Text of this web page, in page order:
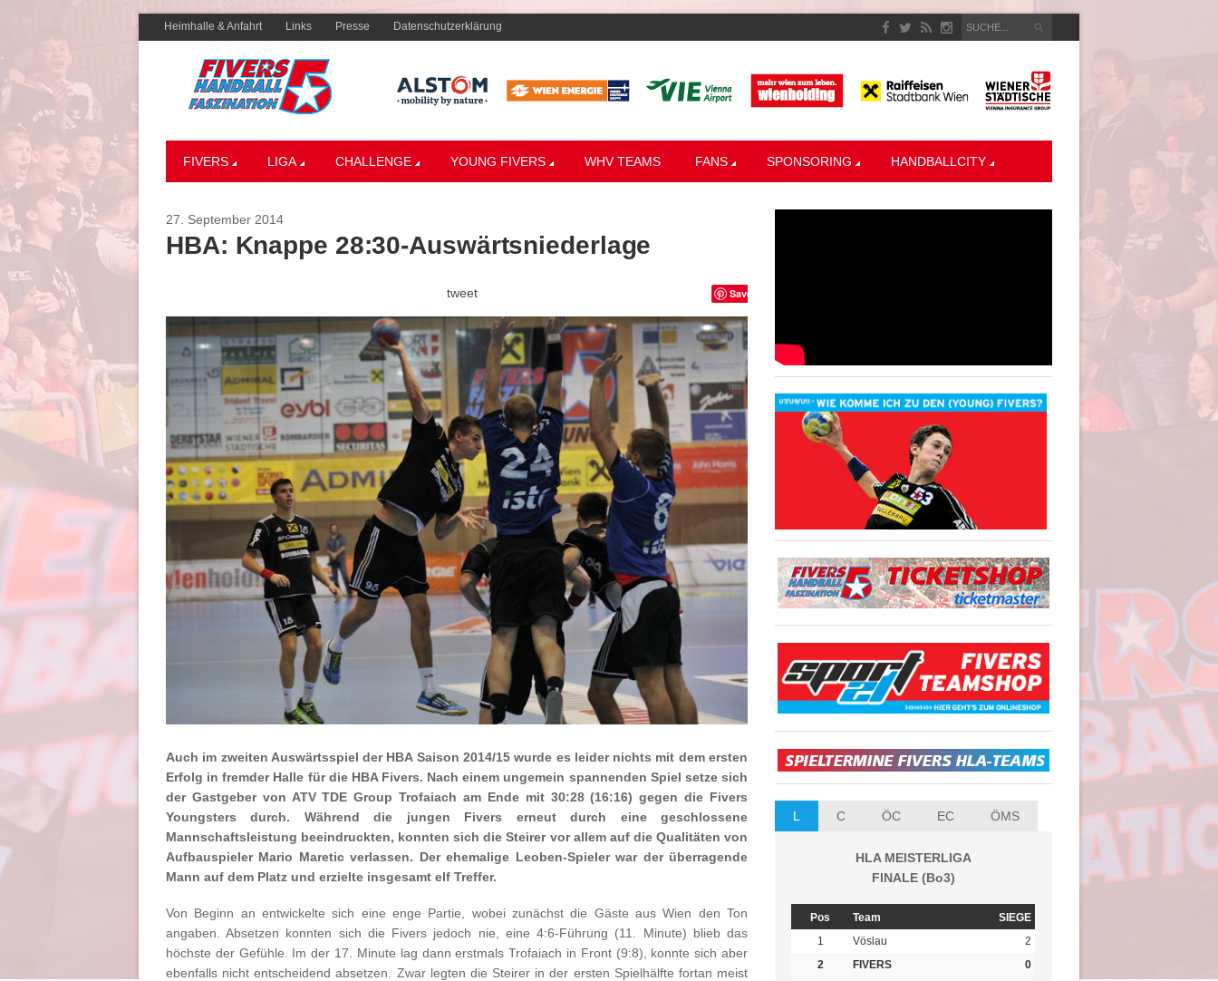
Heimhalle & Anfahrt Links Presse Datenschutzerklärung
FIVERS LIGA CHALLENGE YOUNG FIVERS WHV TEAMS FANS SPONSORING HANDBALLCITY
27. September 2014
HBA: Knappe 28:30-Auswärtsniederlage
tweet Save
Auch im zweiten Auswärtsspiel der HBA Saison 2014/15 wurde es leider nichts mit dem ersten
Erfolg in fremder Halle für die HBA Fivers. Nach einem ungemein spannenden Spiel setze sich
der Gastgeber von ATV TDE Group Trofaiach am Ende mit 30:28 (16:16) gegen die Fivers
Youngsters durch. Während die jungen Fivers erneut durch eine geschlossene
Mannschaftsleistung beeindruckten, konnten sich die Steirer vor allem auf die Qualitäten von
Aufbauspieler Mario Maretic verlassen. Der ehemalige Leoben-Spieler war der überragende
Mann auf dem Platz und erzielte insgesamt elf Treffer.
Von Beginn an entwickelte sich eine enge Partie, wobei zunächst die Gäste aus Wien den Ton
angaben. Absetzen konnten sich die Fivers jedoch nie, eine 4:6-Führung (11. Minute) blieb das
höchste der Gefühle. Im der 17. Minute lag dann erstmals Trofaiach in Front (9:8), konnte sich aber
ebenfalls nicht entscheidend absetzen. Zwar legten die Steirer in der ersten Spielhälfte fortan meist
L C ÖC EC ÖMS
HLA MEISTERLIGA
FINALE (Bo3)
Pos Team
SIEGE
1
Vöslau
2
2
FIVERS 0